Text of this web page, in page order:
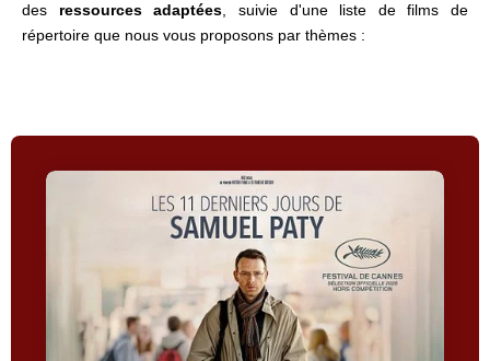
des ressources adaptées , suivie d'une liste de films de
répertoire que nous vous proposons par thèmes :